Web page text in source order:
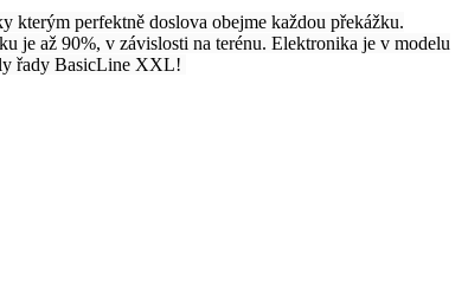
perfektně doslova obejme každou překážku.
je až 90%, v závislosti na terénu. Elektronika je v modelu
řady BasicLine XXL!